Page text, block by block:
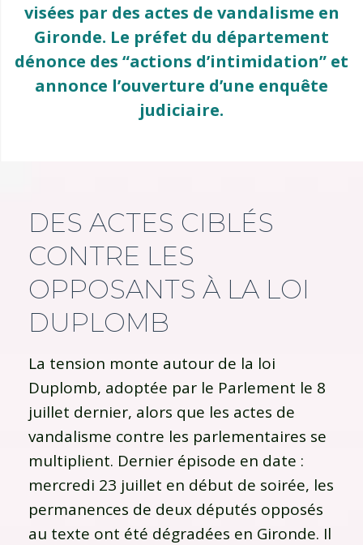
visées par des actes de vandalisme en
Gironde. Le préfet du département
dénonce des “actions d’intimidation” et
annonce l’ouverture d’une enquête
judiciaire.
DES ACTES CIBLÉS
CONTRE LES
OPPOSANTS À LA LOI
DUPLOMB
La tension monte autour de la loi
Duplomb, adoptée par le Parlement le 8
juillet dernier, alors que les actes de
vandalisme contre les parlementaires se
multiplient. Dernier épisode en date :
mercredi 23 juillet en début de soirée, les
permanences de deux députés opposés
au texte ont été dégradées en Gironde. Il